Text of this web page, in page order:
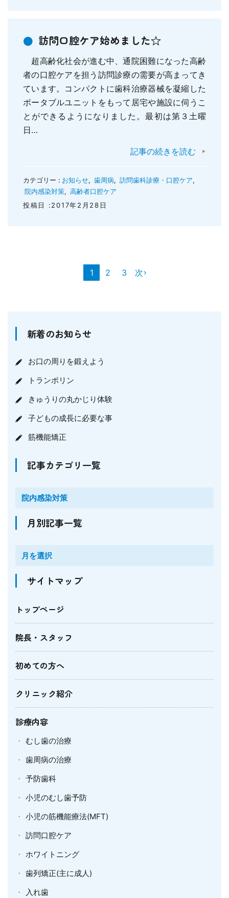
訪問口腔ケア始めました☆
超高齢化社会が進む中、通院困難になった高齢
者の口腔ケアを担う訪問診療の需要が高まってき
ています。コンパクトに歯科治療器械を凝縮した
ポータブルユニットをもって居宅や施設に伺うこ
とができるようになりました。最初は第３土曜
日…
記事の続きを読む
カテゴリー : お知らせ, 歯周病, 訪問歯科診療・口腔ケア,
院内感染対策, 高齢者口腔ケア
投稿日 :2017年2月28日
1 2 3 次
新着のお知らせ
お口の周りを鍛えよう
トランポリン
きゅうりの丸かじり体験
子どもの成長に必要な事
筋機能矯正
記事カテゴリ一覧
月別記事一覧
サイトマップ
トップページ
院長・スタッフ
初めての方へ
クリニック紹介
診療内容
むし歯の治療
歯周病の治療
予防歯科
小児のむし歯予防
小児の筋機能療法(MFT)
訪問口腔ケア
ホワイトニング
歯列矯正(主に成人)
入れ歯